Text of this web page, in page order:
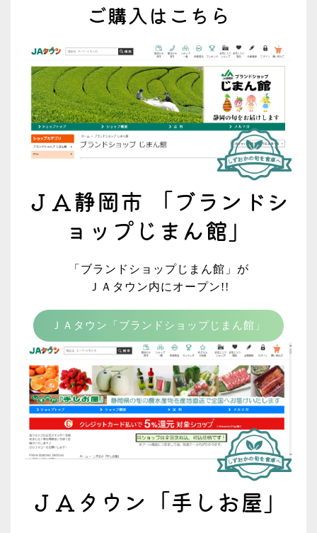
ご購入はこちら
ＪＡ静岡市 「ブランドシ
ョップじまん館」
「ブランドショップじまん館」が
ＪＡタウン内にオープン!!
ＪＡタウン「ブランドショップじまん館」
ＪＡタウン「手しお屋」